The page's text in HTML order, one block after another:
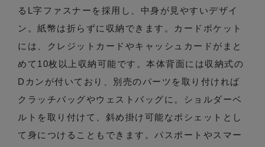
るL字ファスナーを採用し、中身が見やすいデザイ
ン。紙幣は折らずに収納できます。カードポケット
には、クレジットカードやキャッシュカードがまと
めて10枚以上収納可能です。本体背面には収納式の
Dカンが付いており、別売のパーツを取り付ければ
クラッチバッグやウェストバッグに。ショルダーベ
ルトを取り付けて、斜め掛け可能なポシェットとし
て身につけることもできます。パスポートやスマー